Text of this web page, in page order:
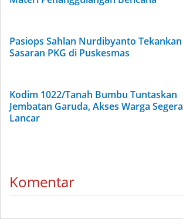
Pasiops Sahlan Nurdibyanto Tekankan
Sasaran PKG di Puskesmas
Kodim 1022/Tanah Bumbu Tuntaskan
Jembatan Garuda, Akses Warga Segera
Lancar
Komentar